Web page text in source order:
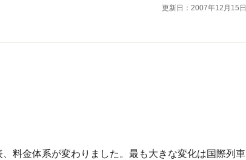
更新日：2007年12月15日
料金体系が変わりました。最も大きな変化は国際列車